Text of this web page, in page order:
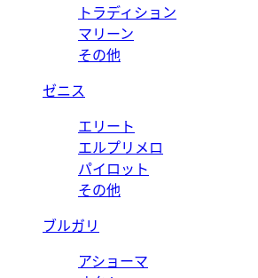
トラディション
マリーン
その他
ゼニス
エリート
エルプリメロ
パイロット
その他
ブルガリ
アショーマ